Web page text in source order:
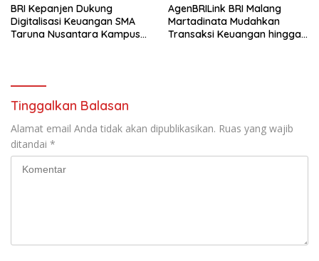
BRI Kepanjen Dukung
Digitalisasi Keuangan SMA
Taruna Nusantara Kampus
AgenBRILink BRI Malang
Martadinata Mudahkan
Transaksi Keuangan hingga
Tinggalkan Balasan
Alamat email Anda tidak akan dipublikasikan. Ruas yang wajib
ditandai *